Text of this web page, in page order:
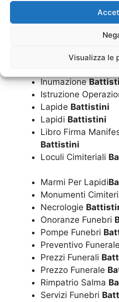
Visualizza le
Battistini
Imbalsamazioni
Inumazione
Inumazione
Istruzione
Lapide Battistini
Lapidi Battistini
Libro Firma
Battistini
Loculi Cimiteriali
Marmi Per Lapidi
Monumenti
Necrologie
Onoranze Funebri
Pompe Funebri
Preventivo Funerale
Prezzi Funerali
Prezzo Funerale
Rimpatrio Salma
Servizi Funebri